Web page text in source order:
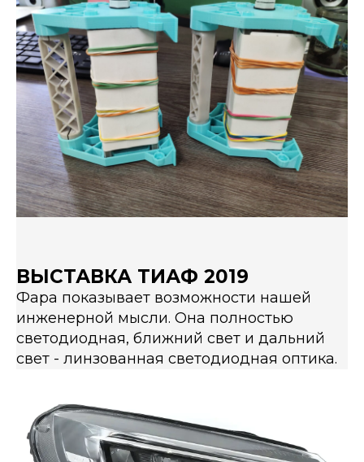
ВЫСТАВКА ТИАФ 2019
Фара показывает возможности нашей
инженерной мысли. Она полностью
светодиодная, ближний свет и дальний
свет - линзованная светодиодная оптика.